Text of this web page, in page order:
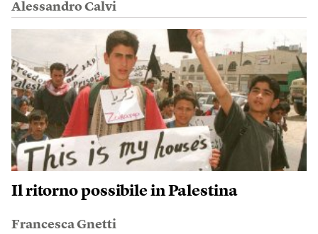
Alessandro Calvi
Il ritorno possibile in Palestina
Francesca Gnetti